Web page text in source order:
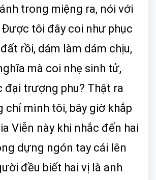
trong miệng ra, nói với
Được tôi đây coi như phục
rồi, dám làm dám chịu,
mà coi nhẹ sinh tử,
đại trượng phu? Thật ra
chỉ mình tôi, bây giờ khắp
Viễn này khi nhắc đến hai
dựng ngón tay cái lên
đều biết hai vị là anh